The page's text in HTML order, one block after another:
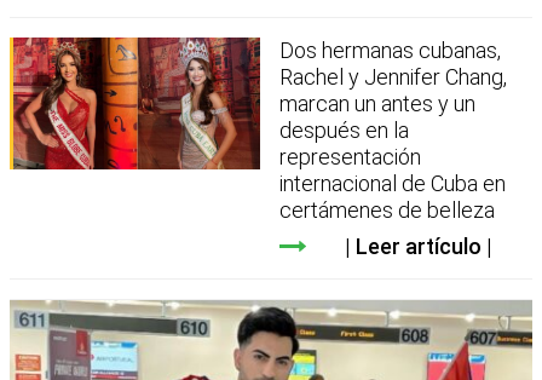
Dos hermanas cubanas,
Rachel y Jennifer Chang,
marcan un antes y un
después en la
representación
internacional de Cuba en
certámenes de belleza
Leer artículo